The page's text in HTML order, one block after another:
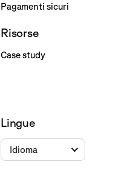
Pagamenti sicuri
Risorse
Case study
Lingue
Idioma